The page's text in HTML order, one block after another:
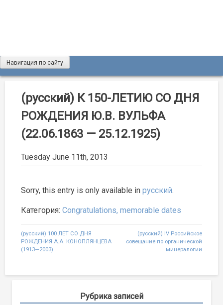
Журнал «Разведка и охрана недр»
Мы рады вас приветствовать на сайте журнала «Разведка
и охрана недр»
Навигация по сайту
(русский) К 150-ЛЕТИЮ СО ДНЯ
РОЖДЕНИЯ Ю.В. ВУЛЬФА
(22.06.1863 — 25.12.1925)
Tuesday June 11th, 2013
Sorry, this entry is only available in русский.
Категория: Congratulations, memorable dates
Post
navigation
(русский) 100 ЛЕТ СО ДНЯ
РОЖДЕНИЯ А.А. КОНОПЛЯНЦЕВА
(1913—2003)
(русский) IV Российское
совещание по органической
минералогии
Рубрика записей